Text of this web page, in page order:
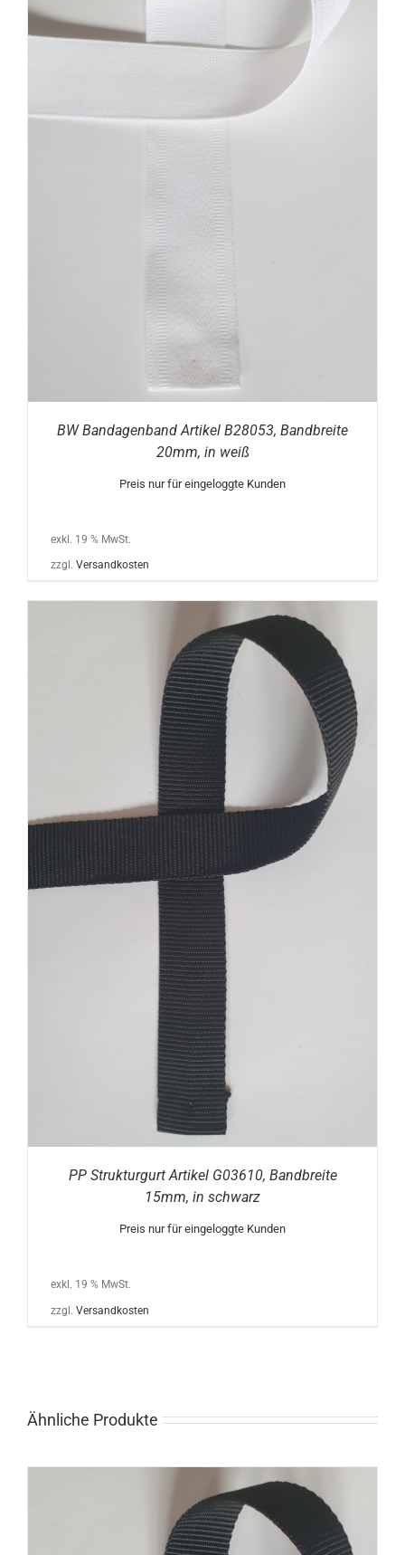
BW Bandagenband Artikel B28053, Bandbreite
20mm, in weiß
Preis nur für eingeloggte Kunden
exkl. 19 % MwSt.
zzgl. Versandkosten
PP Strukturgurt Artikel G03610, Bandbreite
15mm, in schwarz
Preis nur für eingeloggte Kunden
exkl. 19 % MwSt.
zzgl. Versandkosten
Ähnliche Produkte